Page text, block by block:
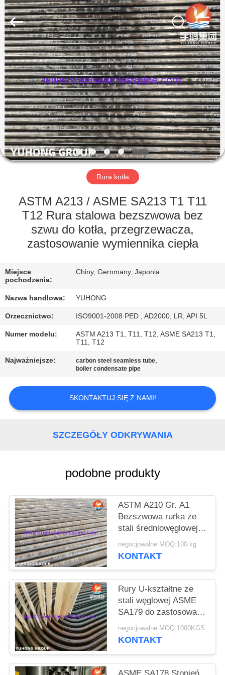
DOM
PRODUKTY
O
NAS
WYCIECZKA
FABRYCE
KONTROLA
JAKOŚCI
SKONTAKTUJ
SIĘ
Z
POPROSIĆ
WYCENĘ
PRIVACY
POLICY
2026
Yuhong
Group
Co.,Ltd.
All
Rights
Reserved.
Rura kotła
ASTM A213 / ASME SA213 T1 T11
T12 Rura stalowa bezszwowa bez
szwu do kotła, przegrzewacza,
zastosowanie wymiennika ciepła
Miejsce
pochodzenia:
Chiny, Gernmany, Japonia
Nazwa handlowa: YUHONG
Orzecznictwo: ISO9001-2008 PED , AD2000, LR, API 5L
Numer modelu:
ASTM A213 T1, T11, T12, ASME SA213 T1,
T11, T12
Najważniejsze: carbon steel seamless tube,
boiler condensate pipe
SKONTAKTUJ SIĘ Z NAMI!
SZCZEGÓŁY ODKRYWANIA
podobne produkty
ASTM A210 Gr. A1
Bezszwowa rurka ze
stali średniowęglowej
do kotła (minimalna
ściana)
negocjowalne MOQ:100 kg
KONTAKT
Rury U-kształtne ze
stali węglowej ASME
SA179 do zastosowań
w wymiennikach ciepła
kotłów
negocjowalne MOQ:1000KGS
KONTAKT
ASME SA178 Stopień